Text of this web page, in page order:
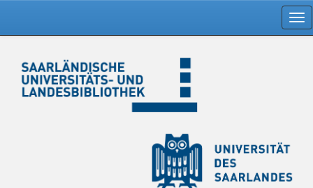
navigation